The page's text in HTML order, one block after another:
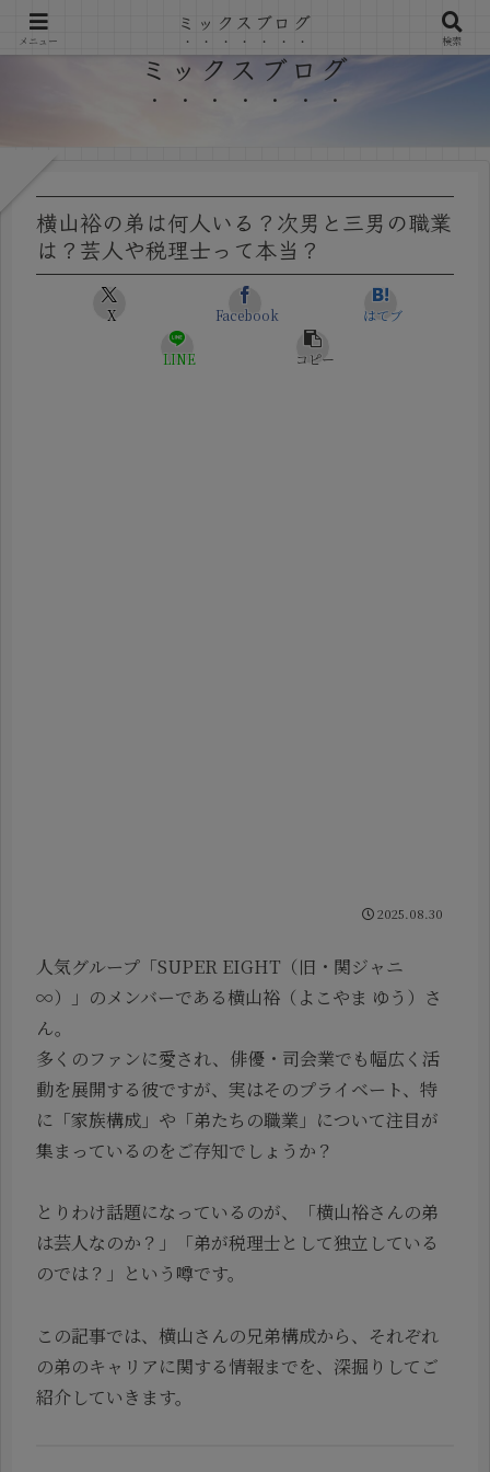
ミックスブログ
横山裕の弟は何人いる？次男と三男の職業
は？芸人や税理士って本当？
X Facebook はてブ
LINE コピー
2025.08.30
人気グループ「SUPER EIGHT（旧・関ジャニ
∞）」のメンバーである横山裕（よこやま ゆう）さ
ん。
多くのファンに愛され、俳優・司会業でも幅広く活
動を展開する彼ですが、実はそのプライベート、特
に「家族構成」や「弟たちの職業」について注目が
集まっているのをご存知でしょうか？
とりわけ話題になっているのが、「横山裕さんの弟
は芸人なのか？」「弟が税理士として独立している
のでは？」という噂です。
この記事では、横山さんの兄弟構成から、それぞれ
の弟のキャリアに関する情報までを、深掘りしてご
紹介していきます。
メニュー
ミックスブログ
検索